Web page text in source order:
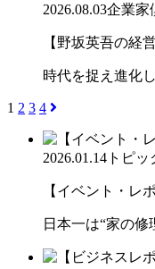
2026.08.03企業家
【野坂英吾の経
時代を捉え進化
1 2 3 4
2026.01.14 トピッ
【イベント・レ
日本一は“家の修